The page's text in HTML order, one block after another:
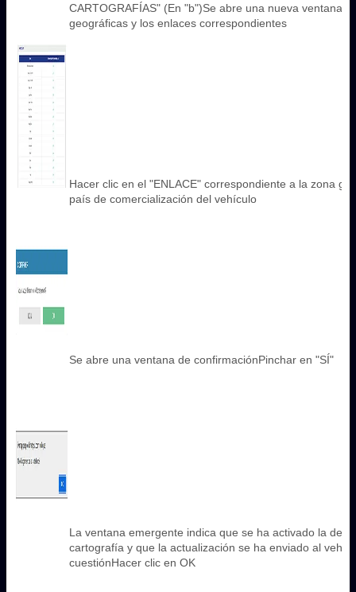
CARTOGRAFÍAS" (En "b")Se abre una nueva ventana
geográficas y los enlaces correspondientes
Hacer clic en el "ENLACE" correspondiente a la zona
país de comercialización del vehículo
Se abre una ventana de confirmaciónPinchar en "SÍ"
La ventana emergente indica que se ha activado la
cartografía y que la actualización se ha enviado al
cuestiónHacer clic en OK